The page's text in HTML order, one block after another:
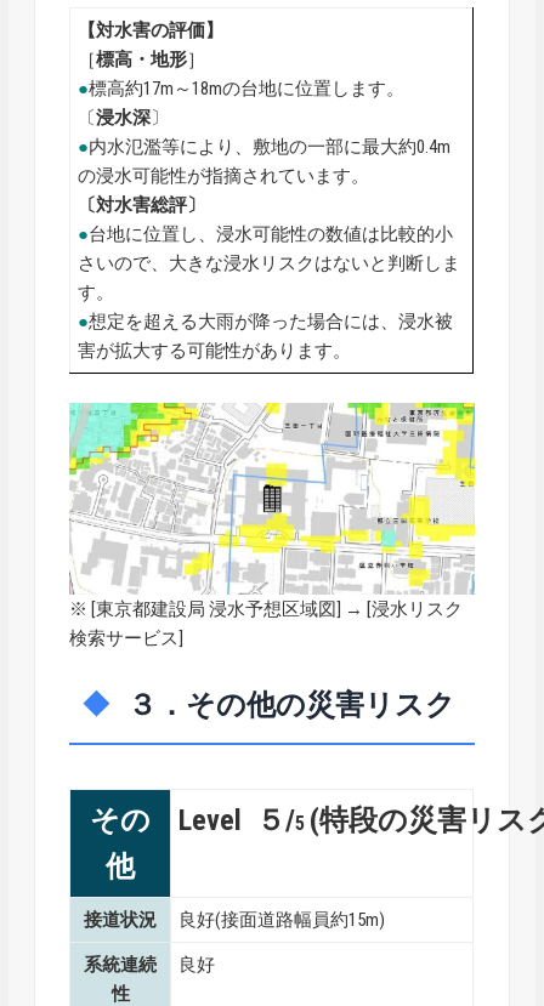
【対水害の評価】
［標高・地形］
●標高約17m～18mの台地に位置します。
〔浸水深〕
●内水氾濫等により、敷地の一部に最大約0.4m
の浸水可能性が指摘されています。
〔対水害総評〕
●台地に位置し、浸水可能性の数値は比較的小
さいので、大きな浸水リスクはないと判断しま
す。
●想定を超える大雨が降った場合には、浸水被
害が拡大する可能性があります。
※ [東京都建設局 浸水予想区域図] → [浸水リスク
検索サービス]
３．その他の災害リスク
その
他
Level ５/5 (特段の災害リス
接道状況 良好(接面道路幅員約15m)
系統連続
性
良好